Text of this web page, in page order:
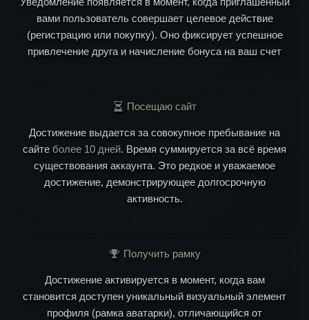
вами пользователь совершает целевое действие
(регистрацию или покупку). Оно фиксирует успешное
привлечение друга и начисление бонуса на ваш счет
Посещаю сайт
Достижение выдается за совокупное пребывание на
сайте более 10 дней. Время суммируется за всё время
существования аккаунта. Это редкое и уважаемое
достижение, демонстрирующее долгосрочную
активность.
Получить рамку
Достижение активируется в момент, когда вам
становится доступен уникальный визуальный элемент
профиля (рамка аватарки), отличающийся от